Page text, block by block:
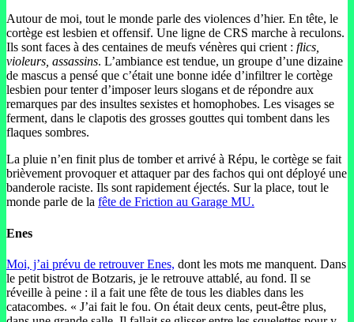
Autour de moi, tout le monde parle des violences d’hier. En tête, le
cortège est lesbien et offensif. Une ligne de CRS marche à reculons.
Ils sont faces à des centaines de meufs vénères qui crient : flics,
violeurs, assassins. L’ambiance est tendue, un groupe d’une dizaine
de mascus a pensé que c’était une bonne idée d’infiltrer le cortège
lesbien pour tenter d’imposer leurs slogans et de répondre aux
remarques par des insultes sexistes et homophobes. Les visages se
ferment, dans le clapotis des grosses gouttes qui tombent dans les
flaques sombres.
La pluie n’en finit plus de tomber et arrivé à Répu, le cortège se fait
brièvement provoquer et attaquer par des fachos qui ont déployé une
banderole raciste. Ils sont rapidement éjectés. Sur la place, tout le
monde parle de la fête de Friction au Garage MU.
Enes
Moi, j’ai prévu de retrouver Enes, dont les mots me manquent. Dans
le petit bistrot de Botzaris, je le retrouve attablé, au fond. Il se
réveille à peine : il a fait une fête de tous les diables dans les
catacombes. « J’ai fait le fou. On était deux cents, peut-être plus,